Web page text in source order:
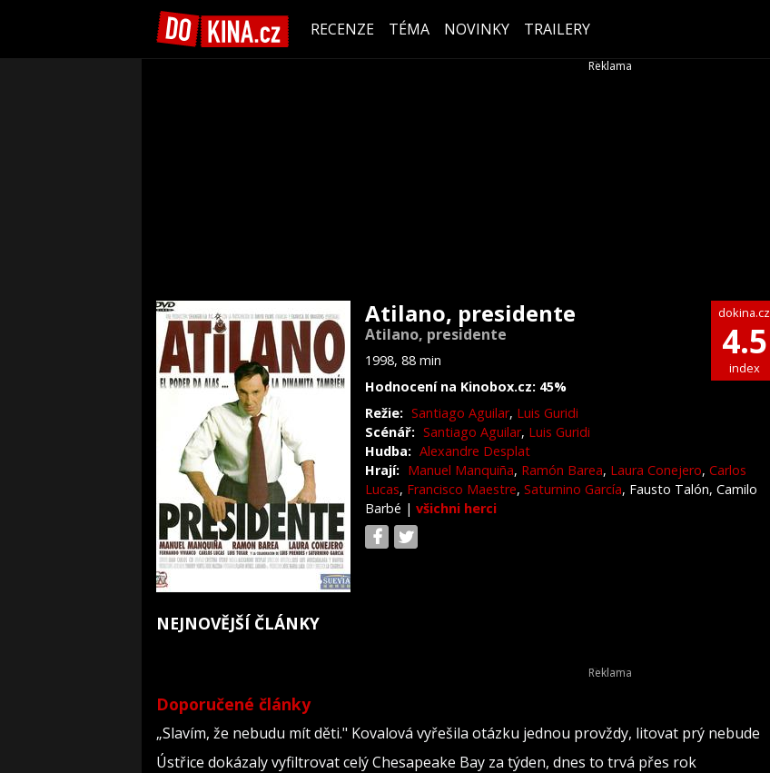
RECENZE TÉMA NOVINKY TRAILERY
Atilano, presidente
Atilano, presidente
1998, 88 min
Hodnocení na Kinobox.cz: 45%
dokina.cz
4.5
index
Režie: Santiago Aguilar, Luis Guridi
Scénář: Santiago Aguilar, Luis Guridi
Hudba: Alexandre Desplat
Hrají: Manuel Manquiña, Ramón Barea, Laura Conejero, Carlos
Lucas, Francisco Maestre, Saturnino García, Fausto Talón, Camilo
Barbé | všichni herci
NEJNOVĚJŠÍ ČLÁNKY
Doporučené články
„Slavím, že nebudu mít děti." Kovalová vyřešila otázku jednou provždy, litovat prý nebude
Ústřice dokázaly vyfiltrovat celý Chesapeake Bay za týden, dnes to trvá přes rok